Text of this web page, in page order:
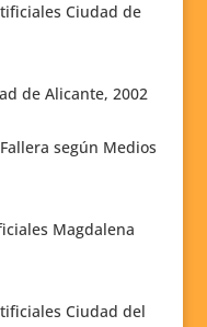
Ciudad de
de Alicante, 2002
según Medios
Magdalena
Ciudad del